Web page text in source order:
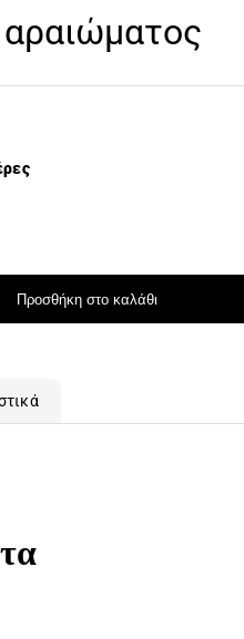
αραιώματος
Προσθήκη στο καλάθι